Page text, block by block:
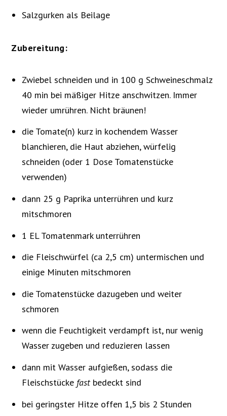
Salzgurken als Beilage
Zubereitung:
Zwiebel schneiden und in 100 g Schweineschmalz
40 min bei mäßiger Hitze anschwitzen. Immer
wieder umrühren. Nicht bräunen!
die Tomate(n) kurz in kochendem Wasser
blanchieren, die Haut abziehen, würfelig
schneiden (oder 1 Dose Tomatenstücke
verwenden)
dann 25 g Paprika unterrühren und kurz
mitschmoren
1 EL Tomatenmark unterrühren
die Fleischwürfel (ca 2,5 cm) untermischen und
einige Minuten mitschmoren
die Tomatenstücke dazugeben und weiter
schmoren
wenn die Feuchtigkeit verdampft ist, nur wenig
Wasser zugeben und reduzieren lassen
dann mit Wasser aufgießen, sodass die
Fleischstücke fastbedeckt sind
bei geringster Hitze offen 1,5 bis 2 Stunden